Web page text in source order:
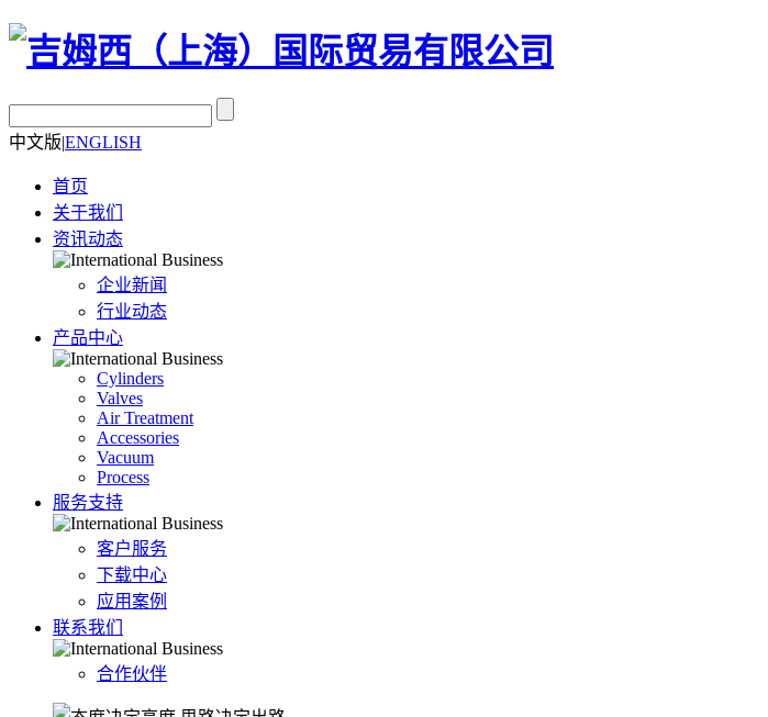
中文版|ENGLISH
首页
关于我们
资讯动态
企业新闻
行业动态
产品中心
Cylinders
Valves
Air Treatment
Accessories
Vacuum
Process
服务支持
客户服务
下载中心
应用案例
联系我们
合作伙伴